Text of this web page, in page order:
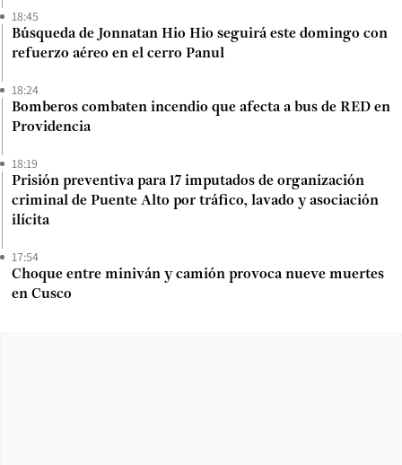
18:45
Búsqueda de Jonnatan Hio Hio seguirá este domingo con
refuerzo aéreo en el cerro Panul
18:24
Bomberos combaten incendio que afecta a bus de RED en
Providencia
18:19
Prisión preventiva para 17 imputados de organización
criminal de Puente Alto por tráfico, lavado y asociación
ilícita
17:54
Choque entre miniván y camión provoca nueve muertes
en Cusco